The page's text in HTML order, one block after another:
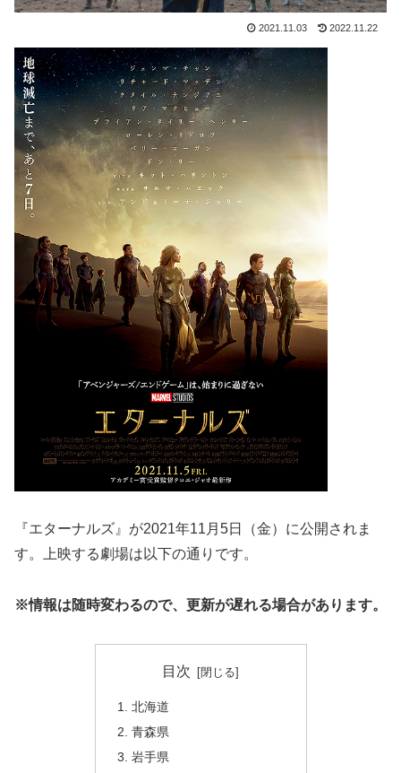
2021.11.03 2022.11.22
『エターナルズ』が2021年11月5日（金）に公開されま
す。上映する劇場は以下の通りです。
※情報は随時変わるので、更新が遅れる場合があります。
目次
北海道
青森県
岩手県